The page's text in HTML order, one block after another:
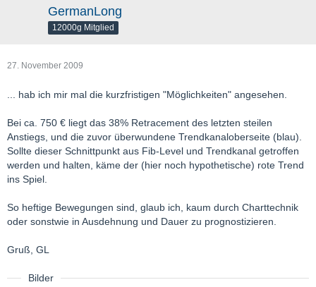
GermanLong
12000g Mitglied
27. November 2009
... hab ich mir mal die kurzfristigen "Möglichkeiten" angesehen.
Bei ca. 750 € liegt das 38% Retracement des letzten steilen
Anstiegs, und die zuvor überwundene Trendkanaloberseite (blau).
Sollte dieser Schnittpunkt aus Fib-Level und Trendkanal getroffen
werden und halten, käme der (hier noch hypothetische) rote Trend
ins Spiel.
So heftige Bewegungen sind, glaub ich, kaum durch Charttechnik
oder sonstwie in Ausdehnung und Dauer zu prognostizieren.
Gruß, GL
Bilder